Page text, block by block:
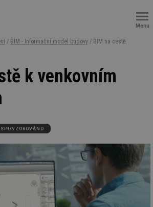
Menu
/ BIM - Informační model budovy / BIM na cestě
k venkovním
SPONZOROVÁNO